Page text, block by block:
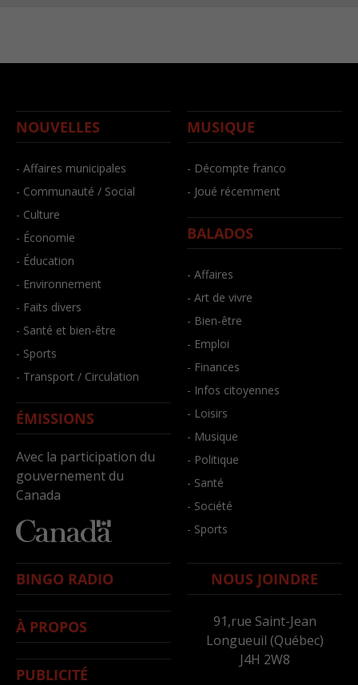
NOUVELLES
- Affaires municipales
- Communauté / Social
- Culture
- Économie
- Éducation
- Environnement
- Faits divers
- Santé et bien-être
- Sports
- Transport / Circulation
ÉMISSIONS
Avec la participation du
gouvernement du
Canada
MUSIQUE
- Décompte franco
- Joué récemment
BALADOS
- Affaires
- Art de vivre
- Bien-être
- Emploi
- Finances
- Infos citoyennes
- Loisirs
- Musique
- Politique
- Santé
- Société
- Sports
BINGO RADIO
À PROPOS
PUBLICITÉ
NOUS JOINDRE
91,rue Saint-Jean
Longueuil (Québec)
J4H 2W8